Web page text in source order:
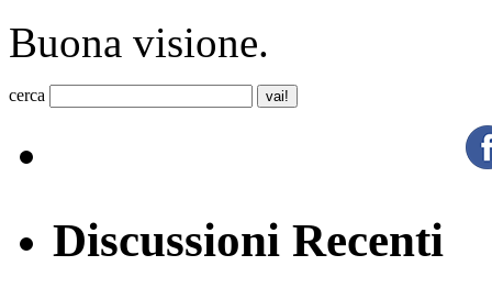
Buona visione.
cerca
Discussioni Recenti